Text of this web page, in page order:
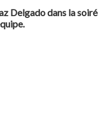
Delgado dans la